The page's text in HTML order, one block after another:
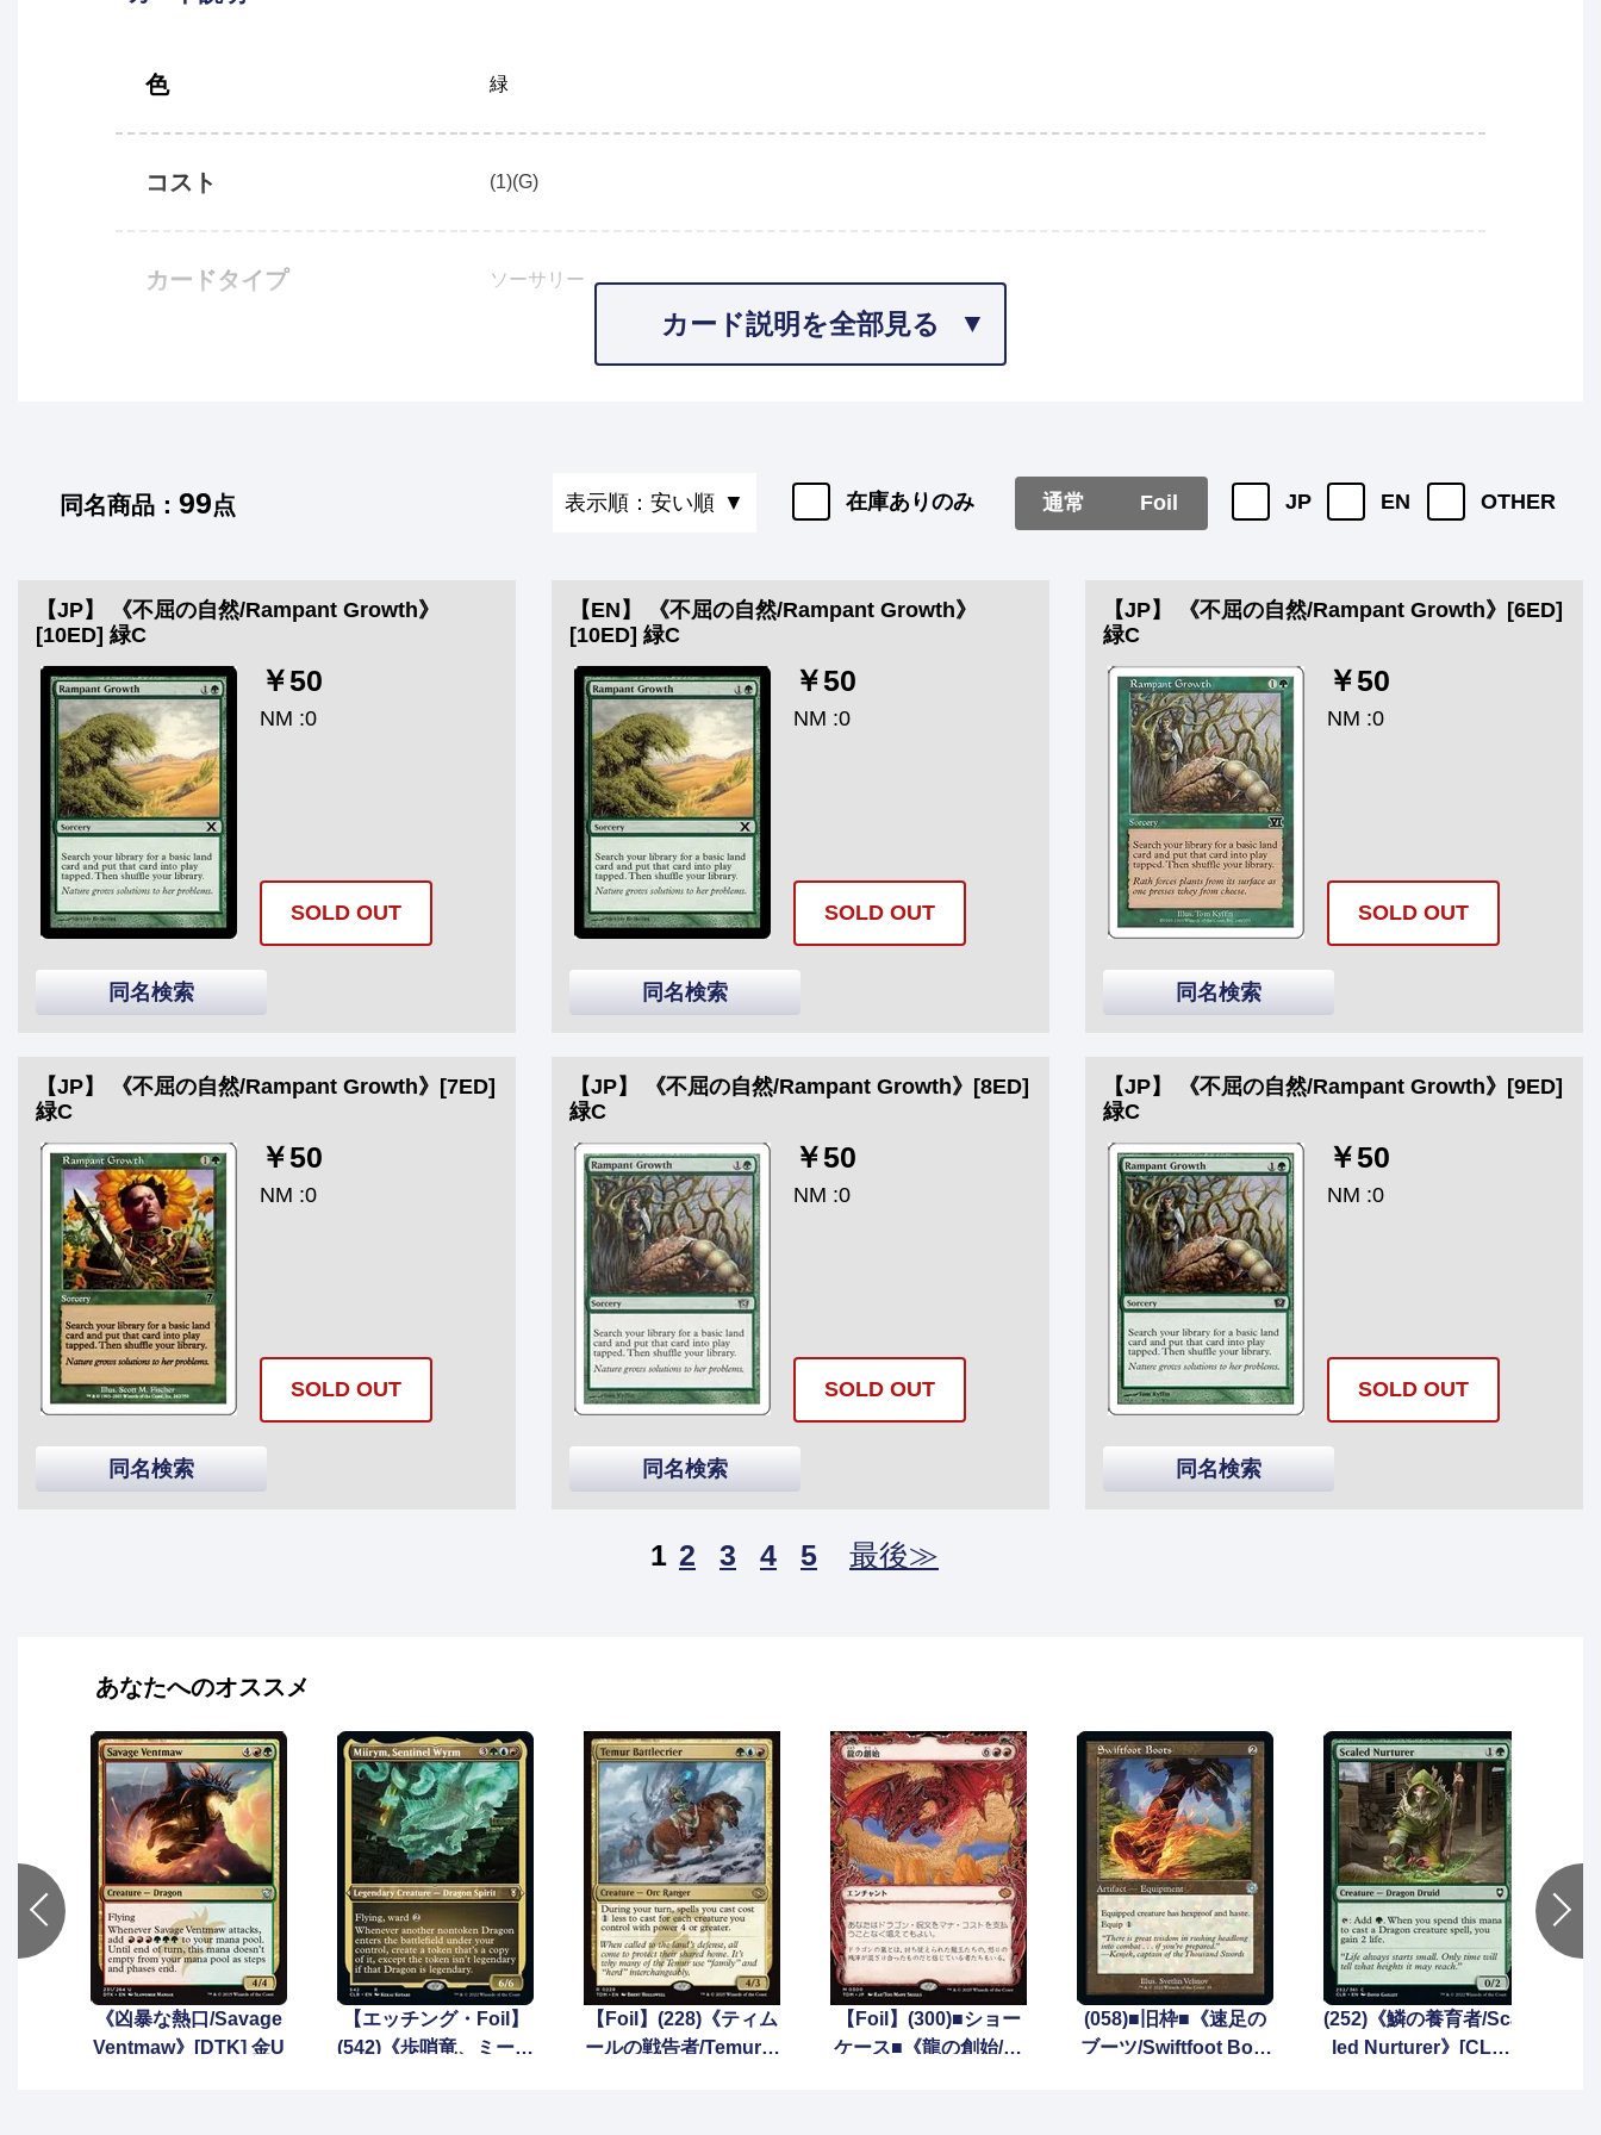
色 緑
コスト (1)(G)
カードタイプ ソーサリー
カード説明を全部見る
同名商品： 99点 表示順：安い順 在庫ありのみ 通常 Foil JP EN OTHER
【JP】 《不屈の自然/Rampant Growth》
[10ED] 緑C
￥50
NM :0
SOLD OUT
同名検索
【EN】 《不屈の自然/Rampant Growth》
[10ED] 緑C
￥50
NM :0
SOLD OUT
同名検索
【JP】 《不屈の自然/Rampant Growth》[6ED]
緑C
￥50
NM :0
SOLD OUT
同名検索
【JP】 《不屈の自然/Rampant Growth》[7ED]
緑C
￥50
NM :0
SOLD OUT
同名検索
【JP】 《不屈の自然/Rampant Growth》[8ED]
緑C
￥50
NM :0
SOLD OUT
同名検索
【JP】 《不屈の自然/Rampant Growth》[9ED]
緑C
￥50
NM :0
SOLD OUT
同名検索
1 2 3 4 5 最後≫
あなたへのオススメ
《凶暴な熱口/Savage
Ventmaw》[DTK] 金U
【エッチング・Foil】
(542)《歩哨竜、ミーリ
【Foil】(228)《ティム
ールの戦告者/Temur B
【Foil】(300)■ショー
ケース■《龍の創始/Dr
(058)■旧枠■《速足の
ブーツ/Swiftfoot Boot
(252)《鱗の養育者/Sca
led Nurturer》[CLB]